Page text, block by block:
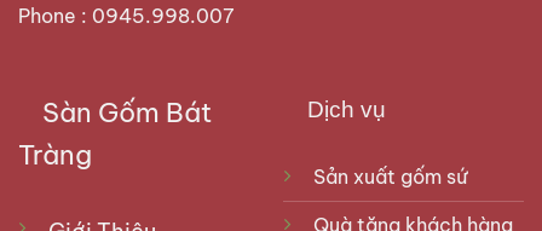
Phone : 0945.998.007
Sàn Gốm Bát
Tràng
Dịch vụ
Sản xuất gốm sứ
Quà tặng khách hàng